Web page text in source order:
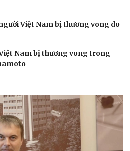
Nhà đẹp
Blog
Tình yêu - Gia đình
Việt Nam bị thương vong do
Nam bị thương vong trong